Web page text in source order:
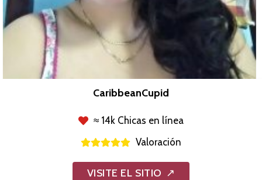
CaribbeanCupid
≈ 14k Chicas en línea
Valoración
VISITE EL SITIO